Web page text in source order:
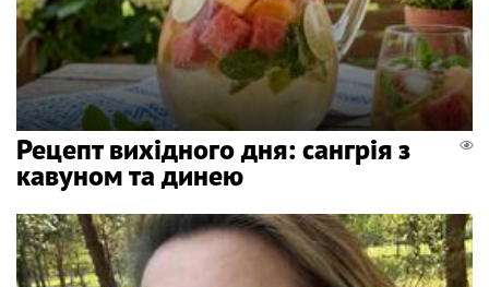
Рецепт вихідного дня: сангрія з
кавуном та динею